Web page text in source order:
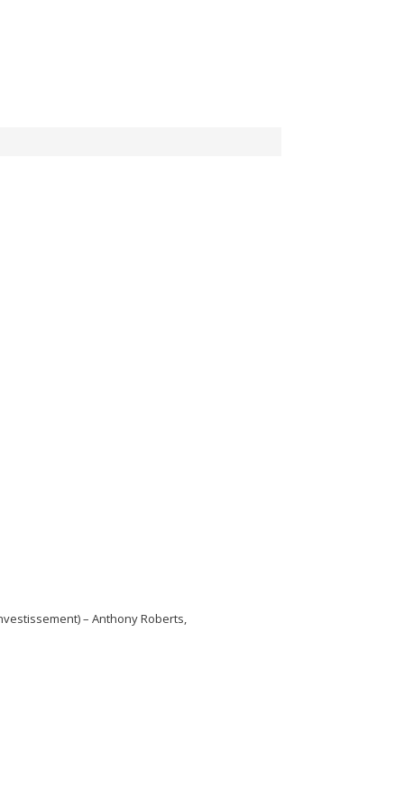
– Anthony Roberts,